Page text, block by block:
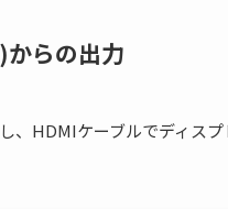
からの出力
HDMIケーブルでディスプ